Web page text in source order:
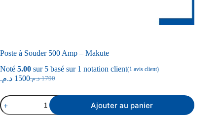
Poste à Souder 500 Amp – Makute
Noté 5.00 sur 5 basé sur 1 notation client(1 avis client)
1790 د.م.1500 د.م.
Ajouter au panier